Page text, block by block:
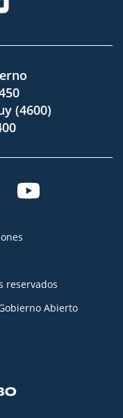
(4600)
reservados
Abierto